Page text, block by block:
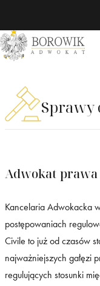
ADWOKAT
Wojciech
Sprawy
Adwokat
Kancelaria Adwokacka
postępowaniach
Civile to już od czasów
najważniejszych gałęzi
regulujących stosunki